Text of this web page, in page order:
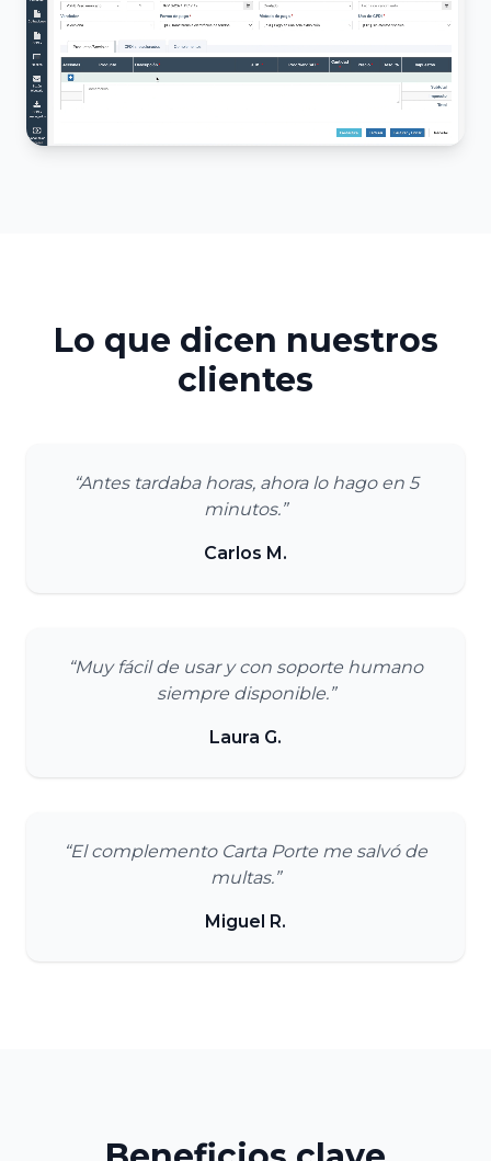
Lo que dicen nuestros
clientes
“Antes tardaba horas, ahora lo hago en 5
minutos.”
Carlos M.
“Muy fácil de usar y con soporte humano
siempre disponible.”
Laura G.
“El complemento Carta Porte me salvó de
multas.”
Miguel R.